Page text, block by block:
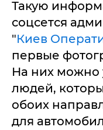
Такую
соцсется
"Киев
первые
На них можно
людей,
обоих
для